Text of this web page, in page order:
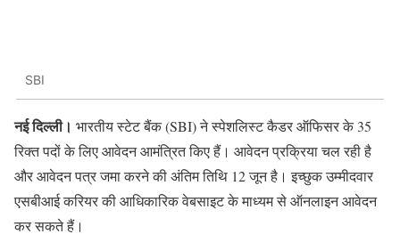
SBI
नई दिल्ली। भारतीय स्टेट बैंक (SBI) ने स्पेशलिस्ट कैडर ऑफिसर के 35
रिक्त पदों के लिए आवेदन आमंत्रित किए हैं। आवेदन प्रक्रिया चल रही है
और आवेदन पत्र जमा करने की अंतिम तिथि 12 जून है। इच्छुक उम्मीदवार
एसबीआई करियर की आधिकारिक वेबसाइट के माध्यम से ऑनलाइन आवेदन
कर सकते हैं।